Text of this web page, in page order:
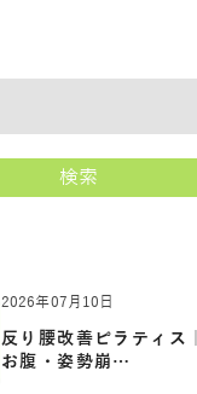
検索
2026年07月10日
反り腰改善ピラティス
お腹・姿勢崩…